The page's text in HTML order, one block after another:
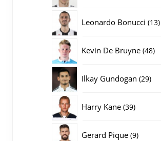
Leonardo Bonucci 1313
Kevin De Bruyne 4848
Ilkay Gundogan 2929
Harry Kane 3939
Gerard Pique 99